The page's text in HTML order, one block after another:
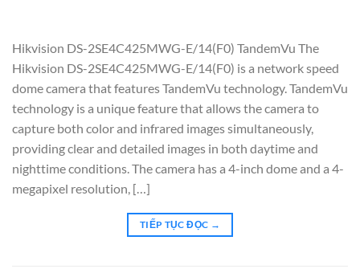
Hikvision DS-2SE4C425MWG-E/14(F0) TandemVu The
Hikvision DS-2SE4C425MWG-E/14(F0) is a network speed
dome camera that features TandemVu technology. TandemVu
technology is a unique feature that allows the camera to
capture both color and infrared images simultaneously,
providing clear and detailed images in both daytime and
nighttime conditions. The camera has a 4-inch dome and a 4-
megapixel resolution, […]
TIẾP TỤC ĐỌC →